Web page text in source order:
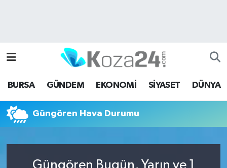
BURSA GÜNDEM EKONOMİ SİYASET DÜNYA
Güngören Hava Durumu
Güngören Bugün, Yarın ve 1
Bursa Hava Durumu
Bursa Namaz Vakitleri
Bursa Trafik Yoğunluk Haritası